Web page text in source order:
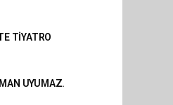
TİYATRO
UYUMAZ.